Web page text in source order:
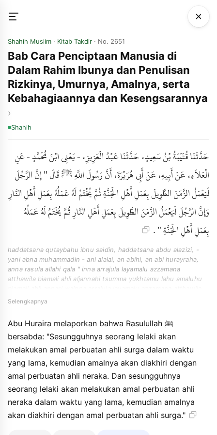
Shahih Muslim · Kitab Takdir · No. 2651
Bab Cara Penciptaan Manusia di
Dalam Rahim Ibunya dan Penulisan
Rizkinya, Umurnya, Amalnya, serta
Kebahagiaannya dan Kesengsarannya
Shahih
حَدَّثَنَا قُتَيْبَةُ بْنُ سَعِيدٍ، حَدَّثَنَا عَبْدُ الْعَزِيزِ، - يَعْنِي ابْنَ مُحَمَّدٍ - عَنِ
الْعَلاَءِ، عَنْ أَبِيهِ، عَنْ أَبِي هُرَيْرَةَ، أَنَّ رَسُولَ اللَّهِ ﷺ قَالَ " إِنَّ الرَّجُلَ
لَيَعْمَلُ الزَّمَنَ الطَّوِيلَ بِعَمَلِ أَهْلِ الْجَنَّةِ ثُمَّ يُخْتَمُ لَهُ عَمَلُهُ بِعَمَلِ أَهْلِ النَّارِ
وَإِنَّ الرَّجُلَ لَيَعْمَلُ الزَّمَنَ الطَّوِيلَ بِعَمَلِ أَهْلِ النَّارِ ثُمَّ يُخْتَمُ لَهُ عَمَلُهُ
بِعَمَلِ أَهْلِ الْجَنَّةِ " .
haddatsana qutaybahu ibnu saidin, haddatsana abdu alazizi, -
yani abna muhammadin - ani alalai, an abihi, an abi hurayraha,
anna rasula allahi qala " inna arrajula layamalu azzamana
atthawila biamali ahli aljannahi tsumma yukhtamu lahu amaluhu
biamali ahli annari tsumma yukhtamu lahu amaluhu biamali ahli
Selengkapnya
Abu Huraira melaporkan bahwa Rasulullah ﷺ
bersabda: "Sesungguhnya seorang lelaki akan
melakukan amal perbuatan ahli surga dalam waktu
yang lama, kemudian amalnya akan diakhiri dengan
amal perbuatan ahli neraka. Dan sesungguhnya
seorang lelaki akan melakukan amal perbuatan ahli
neraka dalam waktu yang lama, kemudian amalnya
akan diakhiri dengan amal perbuatan ahli surga."